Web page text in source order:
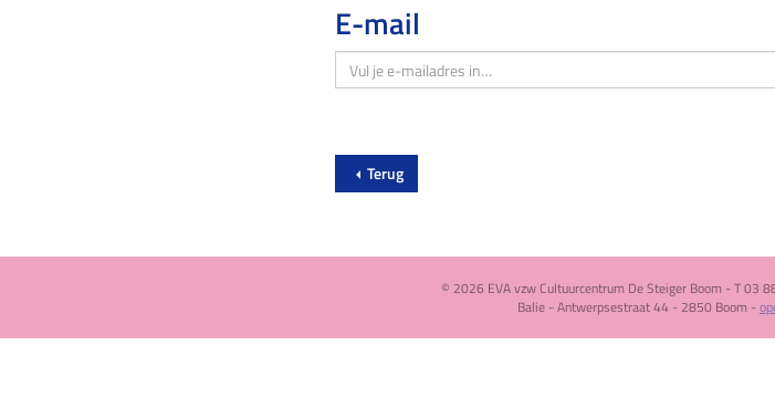
E-mail
Terug
© 2026 EVA vzw Cultuurcentrum De Steiger Boom - T 03
Balie - Antwerpsestraat 44 - 2850 Boom -